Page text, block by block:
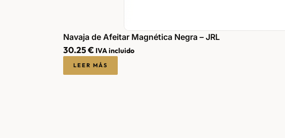
Navaja de Afeitar Magnética Negra – JRL
30.25€ IVA incluido
LEER MÁS